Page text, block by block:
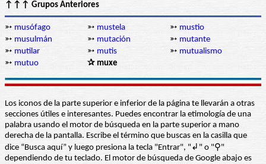
↑↑↑ Grupos Anteriores
➳ musófago ➳ mustela ➳ mustio
➳ musulmán ➳ mutación ➳ mutante
➳ mutilar ➳ mutis ➳ mutualismo
➳ mutuo ✰ muxe
Los iconos de la parte superior e inferior de la página te llevarán a otras
secciones útiles e interesantes. Puedes encontrar la etimología de una
palabra usando el motor de búsqueda en la parte superior a mano
derecha de la pantalla. Escribe el término que buscas en la casilla que
dice “Busca aquí” y luego presiona la tecla "Entrar", "↲" o "⚲"
dependiendo de tu teclado. El motor de búsqueda de Google abajo es